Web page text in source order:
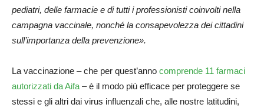
pediatri, delle farmacie e di tutti i professionisti coinvolti nella
campagna vaccinale, nonché la consapevolezza dei cittadini
sull’importanza della prevenzione».
La vaccinazione – che per quest’anno comprende 11 farmaci
autorizzati da Aifa – è il modo più efficace per proteggere se
stessi e gli altri dai virus influenzali che, alle nostre latitudini,